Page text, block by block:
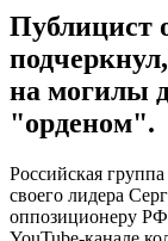
Публицист
на могилы
"орденом".
Российская
своего лидера
оппозиционеру РФ